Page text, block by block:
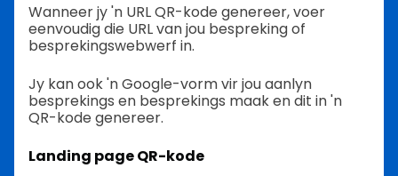
Wanneer jy 'n URL QR-kode genereer, voer
eenvoudig die URL van jou bespreking of
besprekingswebwerf in.
Jy kan ook 'n Google-vorm vir jou aanlyn
besprekings en besprekings maak en dit in 'n
QR-kode genereer.
Landing page QR-kode